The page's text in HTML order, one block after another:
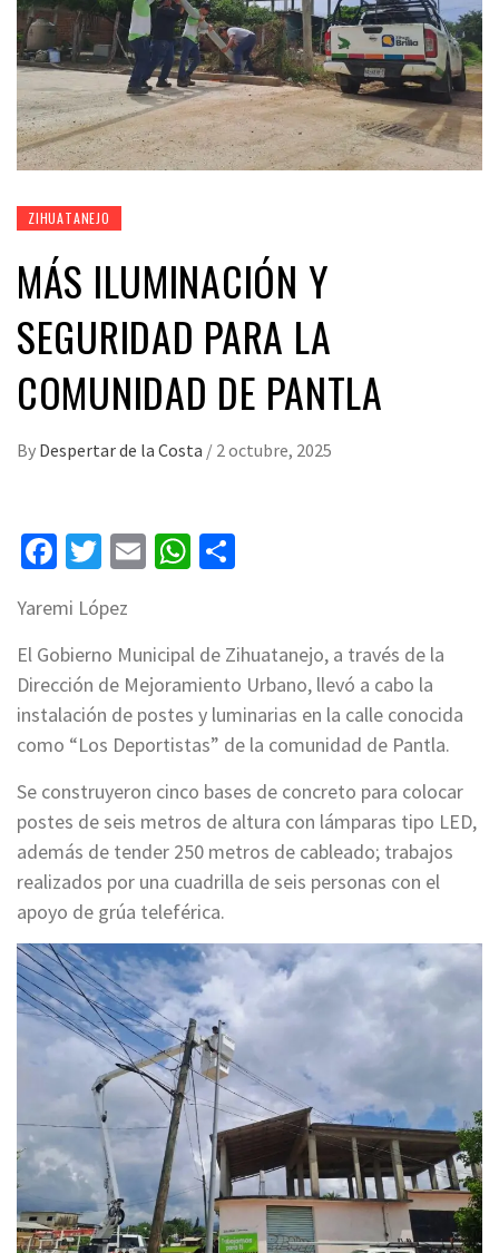
ZIHUATANEJO
MÁS ILUMINACIÓN Y
SEGURIDAD PARA LA
COMUNIDAD DE PANTLA
By Despertar de la Costa / 2 octubre, 2025
Facebook
Twitter
EmailWhatsApp
Yaremi López
El Gobierno Municipal de Zihuatanejo, a través de la
Dirección de Mejoramiento Urbano, llevó a cabo la
instalación de postes y luminarias en la calle conocida
como “Los Deportistas” de la comunidad de Pantla.
Se construyeron cinco bases de concreto para colocar
postes de seis metros de altura con lámparas tipo LED,
además de tender 250 metros de cableado; trabajos
realizados por una cuadrilla de seis personas con el
apoyo de grúa teleférica.